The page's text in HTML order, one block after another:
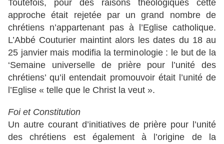
Toutefois, pour des raisons théologiques cette
approche était rejetée par un grand nombre de
chrétiens n’appartenant pas à l’Eglise catholique.
L’Abbé Couturier maintint alors les dates du 18 au
25 janvier mais modifia la terminologie : le but de la
‘Semaine universelle de prière pour l’unité des
chrétiens’ qu’il entendait promouvoir était l’unité de
l’Eglise « telle que le Christ la veut ».
Foi et Constitution
Un autre courant d’initiatives de prière pour l’unité
des chrétiens est également à l’origine de la